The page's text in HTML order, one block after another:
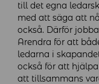
till det egna
med att säga att
också. Därför
Arendra för att
ledarna i
också för att
att tillsammans